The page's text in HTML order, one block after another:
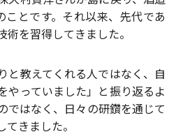
ことです。それ以来、先代であ
を習得してきました。
と教えてくれる人ではなく、自
やっていました」と振り返るよ
ではなく、日々の研鑽を通じて
きました。